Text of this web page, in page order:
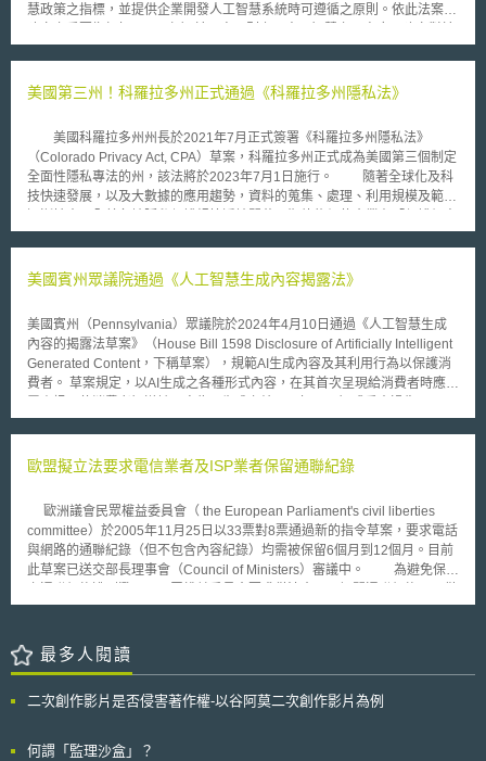
慧政策之指標，並提供企業開發人工智慧系統時可遵循之原則。依此法案所
人類有利之人工智慧為目標。 （2）於研究資助上，人工智慧之研究資助應
慧促進人類福祉同時保留人類價值以及勞動意義、使法律制度可以順應人工
應有具有建設性且健全之資訊交流。 （4）於研究文化上，人工智慧研究者
應保持合作、互信、透明之研究文化。 （5）於安全性上，人工智慧研究團
隊應避免為了研究競爭而忽略人工智慧應具備之安全性。 （6）人工智慧系
統應該於服務期間內皆具備安全性及可檢視性。 （7）人工智慧系統之編
寫，應可使外界於其造成社會損失時檢視其出錯原因。 （8）人工智慧系統
工智慧所產生之責任，應由設計者以及建造者負擔。 （10）高等人工智慧
設計應可與人類之尊嚴、權利、自由以及文化差異相互調和。 （12）對於
（13）人工智慧之應用不該限制人類「客觀事實上」或「主觀知覺上」之自
由。 （14）人工智慧之技術應盡力滿足越多人之利益。 （15）人工智慧之
經濟利益，應為整體人類所合理共享。 （16）人類對於人工智慧之內在目
標應享有最終設定權限。 （17）高等人工智慧所帶來或賦予之權力，對於
人類社會之基本價值觀應絕對尊重。 （18）人工智慧所產生之自動化武器
之軍備競賽應被禁止。 （19）政策上對於人工智慧外來之發展程度，不應
成重大影響，應予以絕對慎重考量。 （21）人工智慧之運用上，應衡量其
於超人工智慧或強人工智慧，應僅為全體人類福祉而發展、設計，不應僅為
符合特定國家、組織而設計。
美國第三州！科羅拉多州正式通過《科羅拉多州隱私法》
美國科羅拉多州州長於2021年7月正式簽署《科羅拉多州隱私法》
（Colorado Privacy Act, CPA）草案，科羅拉多州正式成為美國第三個制定
全面性隱私專法的州，該法將於2023年7月1日施行。 隨著全球化及科
技快速發展，以及大數據的應用趨勢，資料的蒐集、處理、利用規模及範圍
資料」與「資料自由流通」及「資料商業運用」中取得平衡。 2018年美國
Act, CCPA）成為全美第一州級隱私保護專法後，包含華盛頓州、伊利諾
今年2月通過《消費者資料保護法》（Consumer Data Protection Act,
CDPA）法案，並在3月經由州長簽署，正式成為美國第二個擁有隱私保護
專法的州，該法預計於2023年1月1日生效。 科羅拉多州於今年6月將
CPA草案送交州長簽署後，於7月順利成為第三個通過隱私保護專法的州。
一旦CPA生效，消費者除將享有近用權（right of access）、更正權（right
portability）外；CPA規定在資料控制者對其消費者進行目標式廣告
重大影響時，消費者享有選擇退出權（right to opt out）。 整體而言，
開創性，但CPA反映了美國各州強化隱私保護的趨勢與決心。舉例而言，去
（2020）年不僅美國大選結果受矚目，美國各州隱私保護相關公投案，包
含《加州第24號提案》、麻州《汽機車機械資料》、密西根州《電子資訊搜
索票》及緬因州波特蘭市《臉部辨識禁令》也獲通過。美國在尚未具有統一
聯邦隱私保護法下，透過州級隱私立法，保有各州特色並作為各州隱私保護
執法依據。
美國賓州眾議院通過《人工智慧生成內容揭露法》
美國賓州（Pennsylvania）眾議院於2024年4月10日通過《人工智慧生成
內容的揭露法草案》（House Bill 1598 Disclosure of Artificially Intelligent
Generated Content，下稱草案），規範AI生成內容及其利用行為以保護消
費者。 草案規定，以AI生成之各種形式內容，在其首次呈現給消費者時應揭
（Knowingly or recklessly）產出、散布或發布任何未「明確且顯著」
性行為或做法」，將被依賓州《不公平貿易行為與消費者保護法》（Unfair
如何揭露資訊，方符合條文所謂「明確且顯著」標準，例如針對AI生成之音
訊內容，其揭露應以足夠的音量和節奏傳達，以便消費者聽取和理解。 此
外，草案也關注兒童保護問題。鑑於AI生成的兒童性剝削圖像通報日益增
加，草案最後新增規定，未來不能將「兒童性剝削圖像為AI生成」作為辯護
理由，且檢察總長或地區檢察官可起訴製造、持有以及傳播AI生成之兒童色
多的保障。
歐盟擬立法要求電信業者及ISP業者保留通聯紀錄
歐洲議會民眾權益委員會（ the European Parliament's civil liberties
committee）於2005年11月25日以33票對8票通過新的指令草案，要求電話
與網路的通聯紀錄（但不包含內容紀錄）均需被保留6個月到12個月。目前
此草案已送交部長理事會（Council of Ministers）審議中。 為避免保留
限於調查重大犯罪（例如恐怖份子或是組織犯罪）時始可調閱。但創作及媒
歐盟能放寬通聯紀錄調閱之限制，允許進行所有犯罪之調查時，特別是在查
緝盜版犯罪之情形，能調閱通聯紀錄。 對於業者因配合保留通聯紀錄
決。
最多人閱讀
二次創作影片是否侵害著作權-以谷阿莫二次創作影片為例
何謂「監理沙盒」？